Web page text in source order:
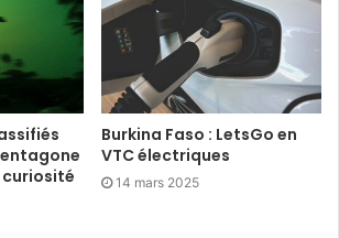
Burkina Faso : LetsGo en
VTC électriques
14 mars 2025